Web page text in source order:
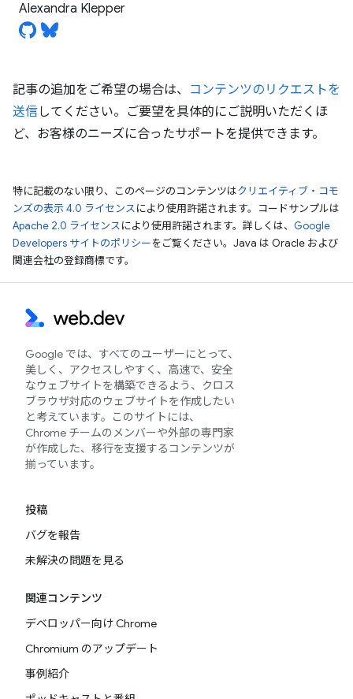
Alexandra Klepper
記事の追加をご希望の場合は、 コンテンツのリクエストを
送信してください。ご要望を具体的にご説明いただくほ
ど、お客様のニーズに合ったサポートを提供できます。
特に記載のない限り、このページのコンテンツはクリエイティブ・コモ
ンズの表示 4.0 ライセンスにより使用許諾されます。コードサンプルは
Apache 2.0 ライセンスにより使用許諾されます。詳しくは、 Google
Developers サイトのポリシーをご覧ください。Java は Oracle および
関連会社の登録商標です。
Google では、すべてのユーザーにとって、
美しく、アクセスしやすく、高速で、安全
なウェブサイトを構築できるよう、クロス
ブラウザ対応のウェブサイトを作成したい
と考えています。このサイトには、
Chrome チームのメンバーや外部の専門家
が作成した、移行を支援するコンテンツが
揃っています。
投稿
バグを報告
未解決の問題を見る
関連コンテンツ
デベロッパー向け Chrome
Chromium のアップデート
事例紹介